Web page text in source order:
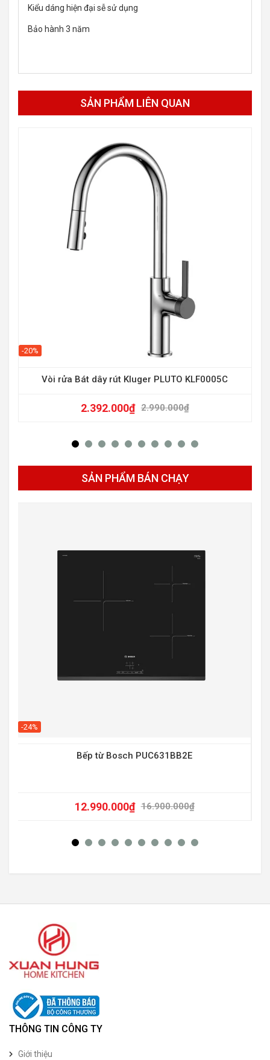
Kiểu dáng hiện đại sễ sử dụng
Bảo hành 3 năm
SẢN PHẨM LIÊN QUAN
-20%
Vòi rửa Bát dây rút Kluger PLUTO KLF0005C
2.990.000₫
2.392.000₫
SẢN PHẨM BÁN CHẠY
-24%
Bếp từ Bosch PUC631BB2E
16.900.000₫
12.990.000₫
THÔNG TIN CÔNG TY
Giới thiệu